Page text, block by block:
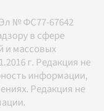
№ ФС77-67642
в сфере
и массовых
г. Редакция не
информации,
Редакция не